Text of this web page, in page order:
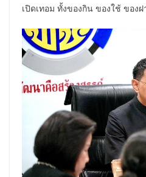
เปิดเทอม ทั้งของกิน ของใช้ ของ